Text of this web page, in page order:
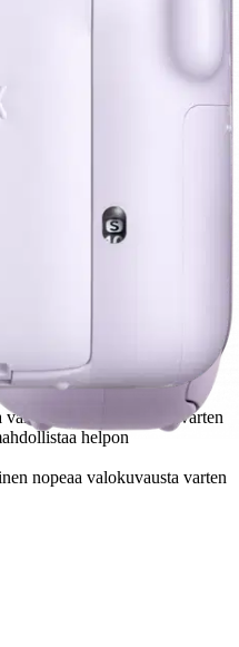
on hidas synkronointi ja
valokuvausta varten
helpon
nopeaa valokuvausta varten